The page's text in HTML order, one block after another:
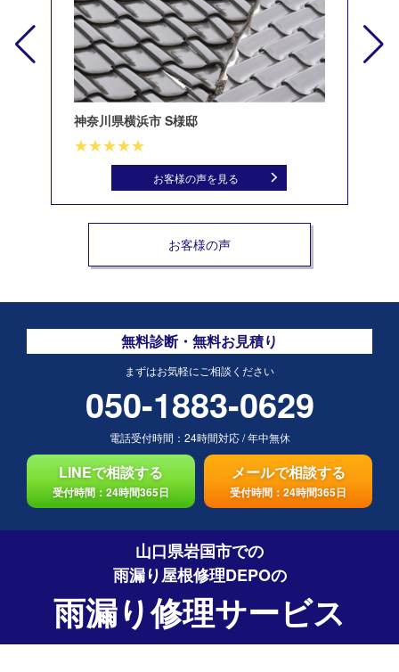
神奈川県横浜市 S様邸
お客様の声を見る
お客様の声
無料診断・無料お見積り
まずはお気軽にご相談ください
050-1883-0629
電話受付時間： 24時間対応/年中無休
LINEで相談する
受付時間：24時間365日
メールで相談する
受付時間：24時間365日
山口県岩国市での
雨漏り屋根修理DEPOの
雨漏り修理サービス